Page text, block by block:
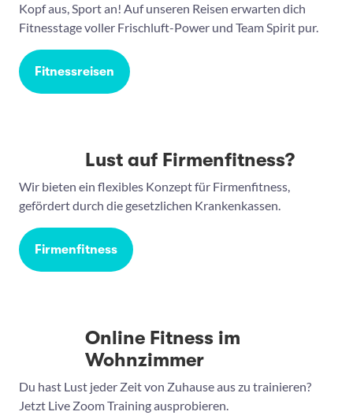
Kopf aus, Sport an! Auf unseren Reisen erwarten dich
Fitnesstage voller Frischluft-Power und Team Spirit pur.
Fitnessreisen
Lust auf Firmenfitness?
Wir bieten ein flexibles Konzept für Firmenfitness,
gefördert durch die gesetzlichen Krankenkassen.
Firmenfitness
Online Fitness im
Wohnzimmer
Du hast Lust jeder Zeit von Zuhause aus zu trainieren?
Jetzt Live Zoom Training ausprobieren.